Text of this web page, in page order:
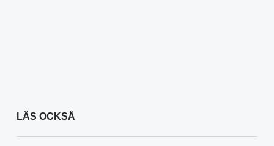
LÄS OCKSÅ